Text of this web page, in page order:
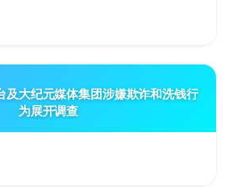
及大纪元媒体集团涉嫌欺诈和洗钱行
为展开调查